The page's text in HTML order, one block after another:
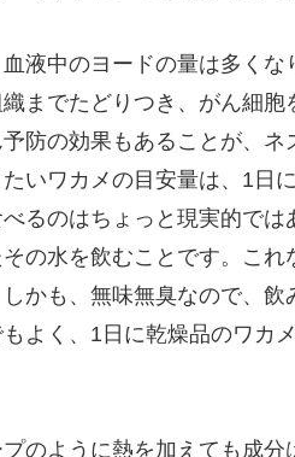
液中のヨードの量は多くな
までたどりつき、がん細
防の効果もあることが、
いワカメの目安量は、1日
るのはちょっと現実的で
の水を飲むことです。これ
かも、無味無臭なので、
よく、1日に乾燥品のワカ
のように熱を加えても成